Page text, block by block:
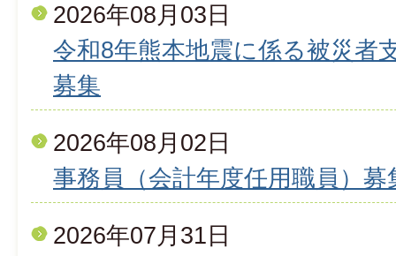
2026年08月03日
令和8年熊本地震に係る被災者
募集
2026年08月02日
事務員（会計年度任用職員）募
2026年07月31日